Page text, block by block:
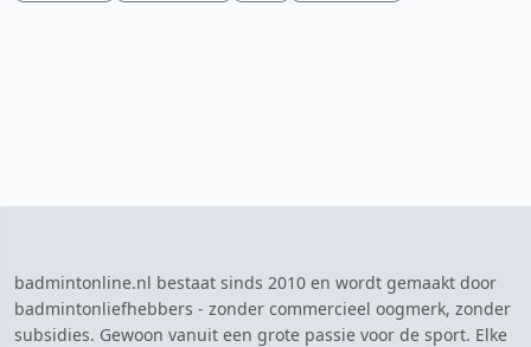
badmintonline.nl bestaat sinds 2010 en wordt gemaakt door
badmintonliefhebbers - zonder commercieel oogmerk, zonder
subsidies. Gewoon vanuit een grote passie voor de sport. Elke